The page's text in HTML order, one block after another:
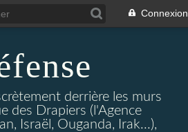
Connexion
derrière les murs
des Drapiers (l'Agence
Israël, Ouganda, Irak...),